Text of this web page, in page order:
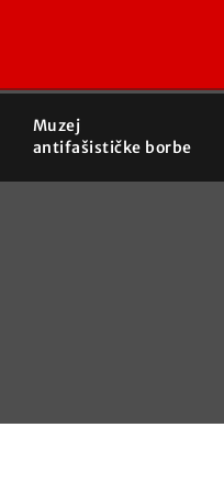
Muzej
antifašističke borbe